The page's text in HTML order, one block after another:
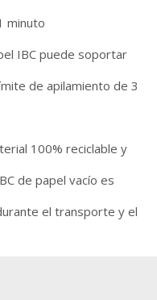
minuto
IBC puede soportar
de apilamiento de 3
100% reciclable y
de papel vacío es
el transporte y el